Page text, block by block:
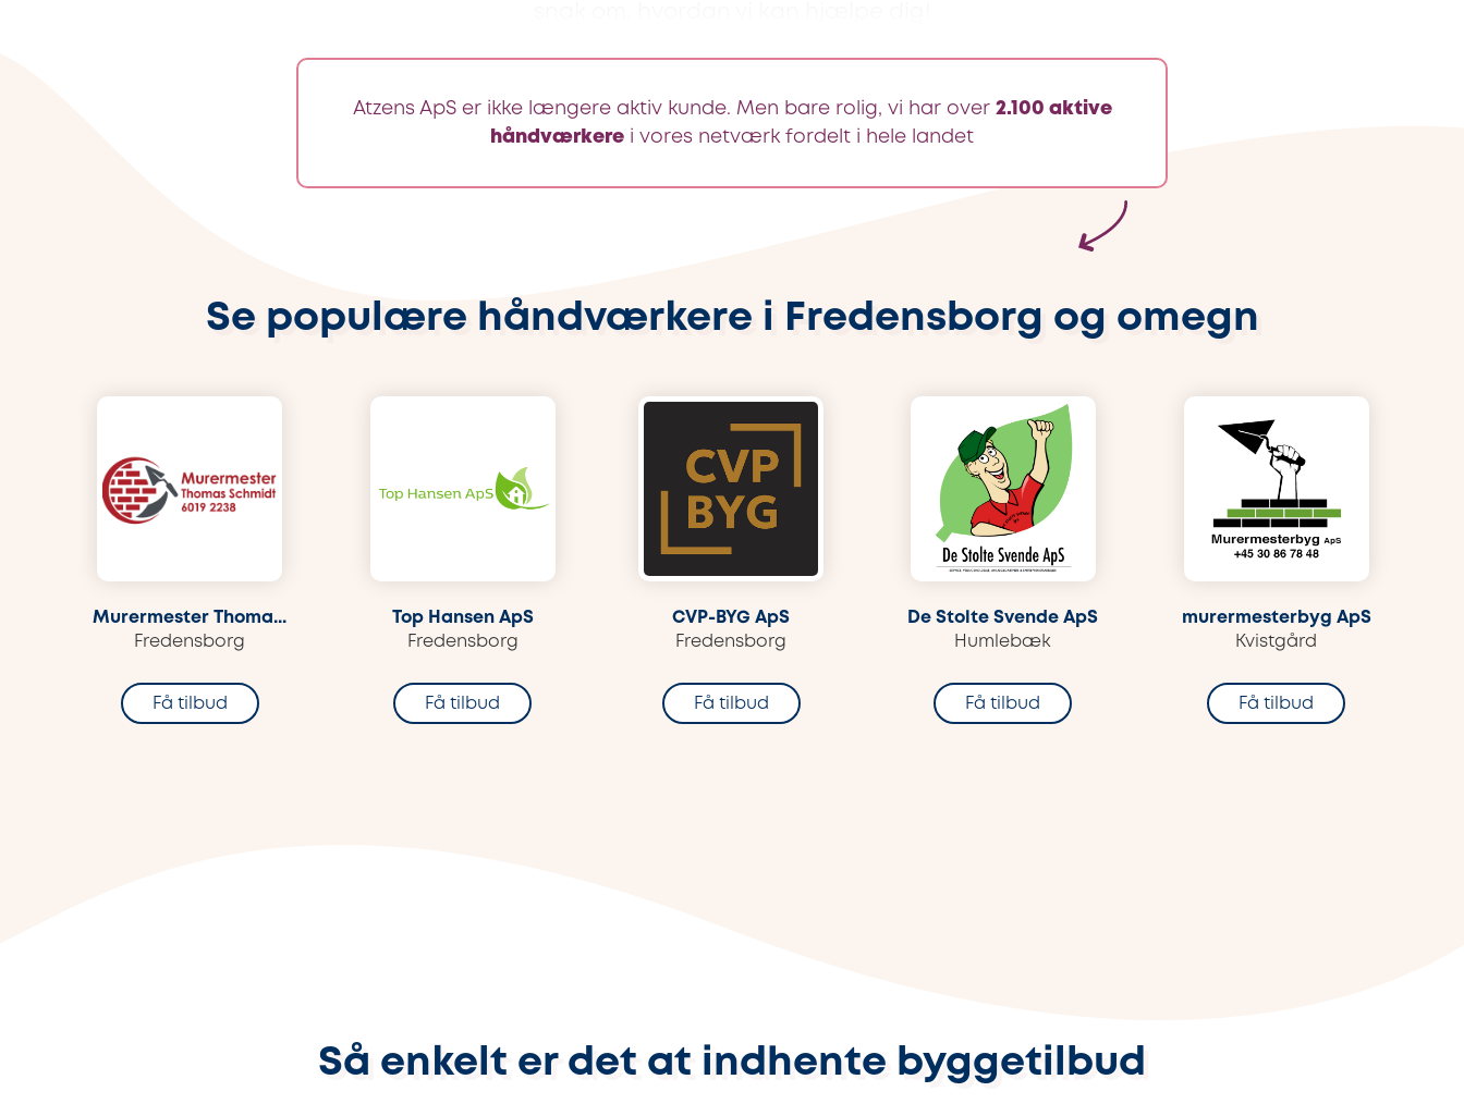
Atzens ApS er ikke længere aktiv kunde. Men bare rolig, vi har over 2.100 aktive
håndværkere i vores netværk fordelt i hele landet
Se populære håndværkere i Fredensborg og omegn
Murermester Thoma...
Fredensborg
Få tilbud
Top Hansen ApS
Fredensborg
Få tilbud
CVP-BYG ApS
Fredensborg
Få tilbud
De Stolte Svende ApS
Humlebæk
Få tilbud
murermesterbyg ApS
Kvistgård
Få tilbud
Så enkelt er det at indhente byggetilbud